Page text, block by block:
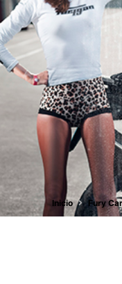
Inicio Fury